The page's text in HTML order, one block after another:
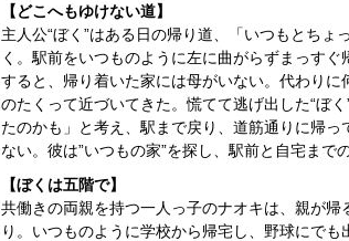
【どこへもゆけない道】
主人公“ぼく”はある日の帰り道、「いつもとち
く。駅前をいつものように左に曲がらずまっすぐ
すると、帰り着いた家には母がいない。代わり
のたくって近づいてきた。慌てて逃げ出した“ぼ
たのかも」と考え、駅まで戻り、道筋通りに帰
ない。彼は”いつもの家”を探し、駅前と自宅まで
【ぼくは五階で】
共働きの両親を持つ一人っ子のナオキは、親が
り。いつものように学校から帰宅し、野球にで